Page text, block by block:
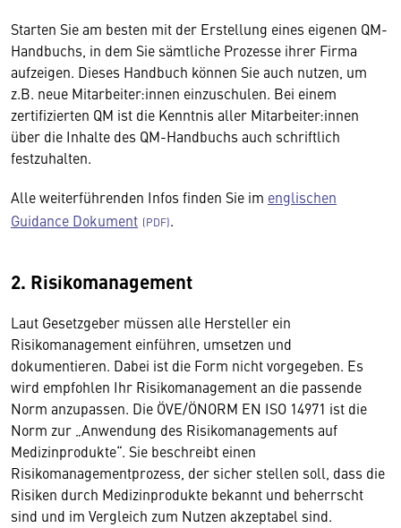
Starten Sie am besten mit der Erstellung eines eigenen QM-
Handbuchs, in dem Sie sämtliche Prozesse ihrer Firma
aufzeigen. Dieses Handbuch können Sie auch nutzen, um
z.B. neue Mitarbeiter:innen einzuschulen. Bei einem
zertifizierten QM ist die Kenntnis aller Mitarbeiter:innen
über die Inhalte des QM-Handbuchs auch schriftlich
festzuhalten.
Alle weiterführenden Infos finden Sie im englischen
Guidance Dokument
.
2. Risikomanagement
Laut Gesetzgeber müssen alle Hersteller ein
Risikomanagement einführen, umsetzen und
dokumentieren. Dabei ist die Form nicht vorgegeben. Es
wird empfohlen Ihr Risikomanagement an die passende
Norm anzupassen. Die ÖVE/ÖNORM EN ISO 14971 ist die
Norm zur „Anwendung des Risikomanagements auf
Medizinprodukte“. Sie beschreibt einen
Risikomanagementprozess, der sicher stellen soll, dass die
Risiken durch Medizinprodukte bekannt und beherrscht
sind und im Vergleich zum Nutzen akzeptabel sind.